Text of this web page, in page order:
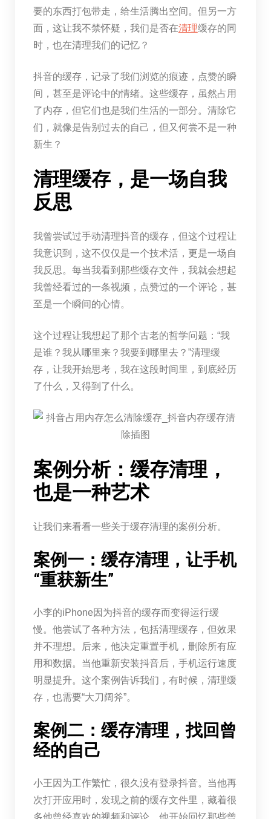
要的东西打包带走，给生活腾出空间。但另一方
面，这让我不禁怀疑，我们是否在清理缓存的同
时，也在清理我们的记忆？
抖音的缓存，记录了我们浏览的痕迹，点赞的瞬
间，甚至是评论中的情绪。这些缓存，虽然占用
了内存，但它们也是我们生活的一部分。清除它
们，就像是告别过去的自己，但又何尝不是一种
新生？
清理缓存，是一场自我
反思
我曾尝试过手动清理抖音的缓存，但这个过程让
我意识到，这不仅仅是一个技术活，更是一场自
我反思。每当我看到那些缓存文件，我就会想起
我曾经看过的一条视频，点赞过的一个评论，甚
至是一个瞬间的心情。
这个过程让我想起了那个古老的哲学问题：“我
是谁？我从哪里来？我要到哪里去？”清理缓
存，让我开始思考，我在这段时间里，到底经历
了什么，又得到了什么。
案例分析：缓存清理，
也是一种艺术
让我们来看看一些关于缓存清理的案例分析。
案例一：缓存清理，让手机
“重获新生”
小李的iPhone因为抖音的缓存而变得运行缓
慢。他尝试了各种方法，包括清理缓存，但效果
并不理想。后来，他决定重置手机，删除所有应
用和数据。当他重新安装抖音后，手机运行速度
明显提升。这个案例告诉我们，有时候，清理缓
存，也需要“大刀阔斧”。
案例二：缓存清理，找回曾
经的自己
小王因为工作繁忙，很久没有登录抖音。当他再
次打开应用时，发现之前的缓存文件里，藏着很
多他曾经喜欢的视频和评论。他开始回忆那些曾